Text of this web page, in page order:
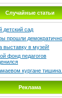
Случайные статьи
детский сад
прошли демократично
выставку в музей!
фонд педагогов
кургане
Реклама